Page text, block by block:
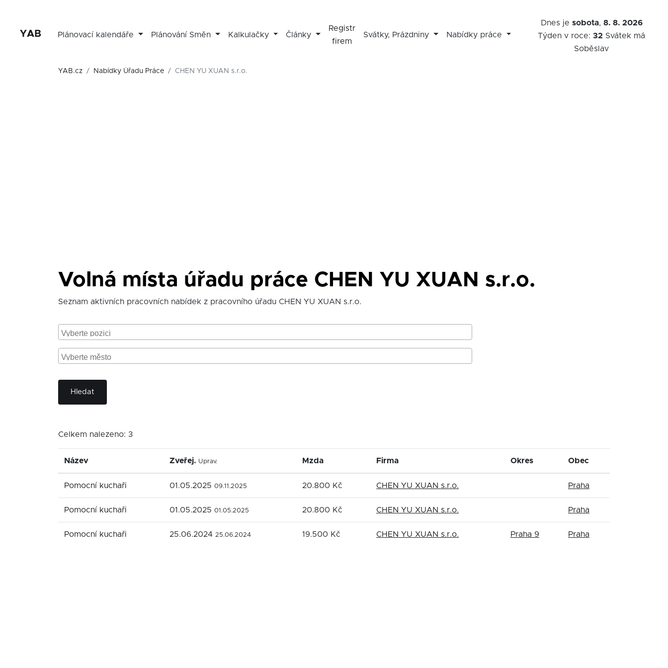
YAB Plánovací kalendáře Plánování Směn Kalkulačky Články
Registr
firem
Svátky, Prázdniny Nabídky práce
Dnes je sobota, 8. 8. 2026
Týden v roce:32 Svátek má
Soběslav
YAB.cz Nabídky Úřadu Práce CHEN YU XUAN s.r.o.
Volná místa úřadu práce CHEN YU XUAN s.r.o.
Seznam aktivních pracovních nabídek z pracovního úřadu CHEN YU XUAN s.r.o.
Hledat
Celkem nalezeno: 3
Název Zveřej. Uprav. Mzda Firma Okres Obec
Pomocní kuchaři 01.05.2025 09.11.2025 20.800 Kč CHEN YU XUAN s.r.o. Praha
Pomocní kuchaři 01.05.2025 01.05.2025 20.800 Kč CHEN YU XUAN s.r.o. Praha
Pomocní kuchaři 25.06.2024 25.06.2024 19.500 Kč CHEN YU XUAN s.r.o. Praha 9 Praha